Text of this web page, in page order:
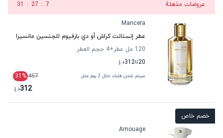
عروضات مذهلة 6
:
27
:
31
Mancera
عطر إنستانت كراش أو دي بارفيوم للجنسين مانسيرا
120 مل عطر
+4
حجم العطر
20تا312د.إ.
سيتم شحن طلبك خلال 2 يوم عمل 457
31 %
312د.إ.
خصم خاص
Amouage